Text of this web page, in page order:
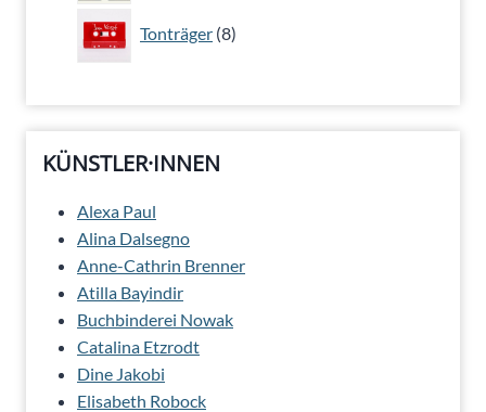
Tonträger 8
Produkte
KÜNSTLER·INNEN
Alexa Paul
Alina Dalsegno
Anne-Cathrin Brenner
Atilla Bayindir
Buchbinderei Nowak
Catalina Etzrodt
Dine Jakobi
Elisabeth Robock